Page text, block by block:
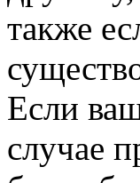
также
Если
случае